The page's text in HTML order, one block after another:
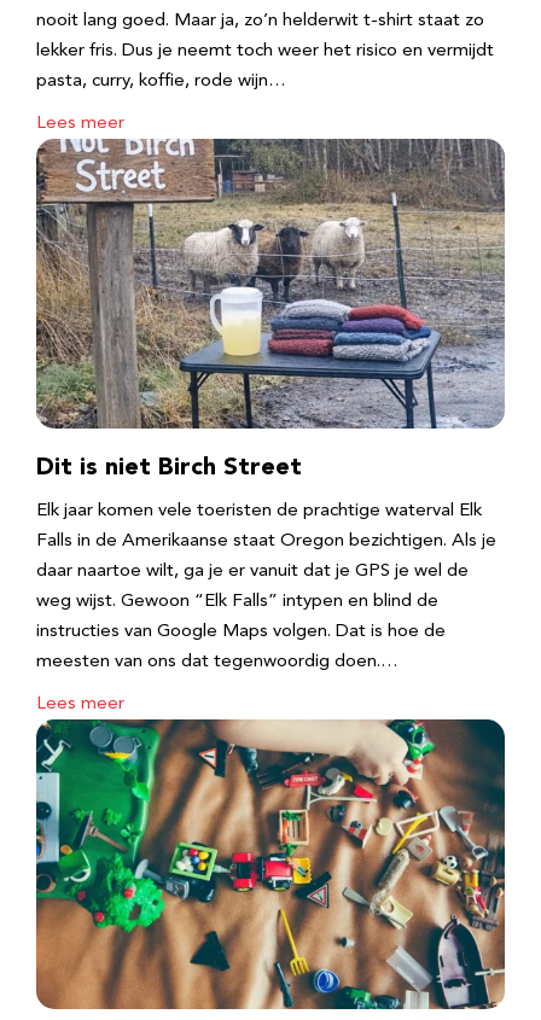
nooit lang goed. Maar ja, zo’n helderwit t-shirt staat zo
lekker fris. Dus je neemt toch weer het risico en vermijdt
pasta, curry, koffie, rode wijn…
Lees meer
Dit is niet Birch Street
Elk jaar komen vele toeristen de prachtige waterval Elk
Falls in de Amerikaanse staat Oregon bezichtigen. Als je
daar naartoe wilt, ga je er vanuit dat je GPS je wel de
weg wijst. Gewoon “Elk Falls” intypen en blind de
instructies van Google Maps volgen. Dat is hoe de
meesten van ons dat tegenwoordig doen.…
Lees meer